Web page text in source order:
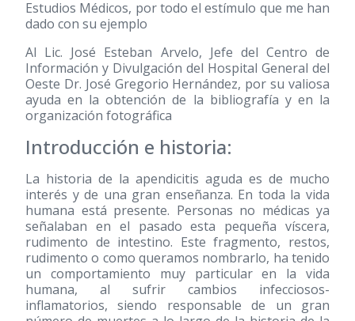
Estudios Médicos, por todo el estímulo que me han
dado con su ejemplo
Al Lic. José Esteban Arvelo, Jefe del Centro de
Información y Divulgación del Hospital General del
Oeste Dr. José Gregorio Hernández, por su valiosa
ayuda en la obtención de la bibliografía y en la
organización fotográfica
Introducción e historia:
La historia de la apendicitis aguda es de mucho
interés y de una gran enseñanza. En toda la vida
humana está presente. Personas no médicas ya
señalaban en el pasado esta pequeña víscera,
rudimento de intestino. Este fragmento, restos,
rudimento o como queramos nombrarlo, ha tenido
un comportamiento muy particular en la vida
humana, al sufrir cambios infecciosos-
inflamatorios, siendo responsable de un gran